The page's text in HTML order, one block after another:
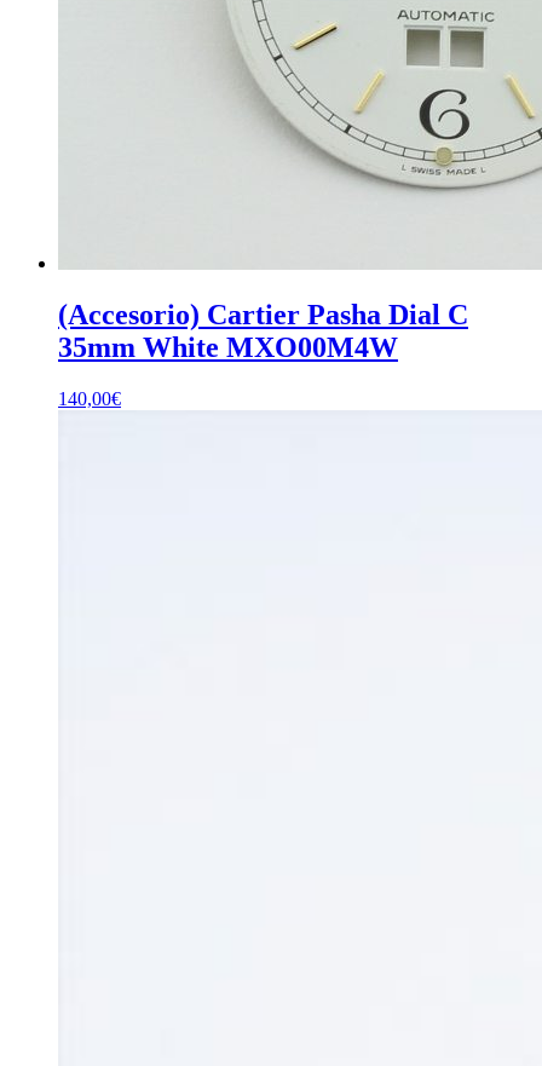
(Accesorio) Cartier Pasha Dial C
35mm White MXO00M4W
140,00€